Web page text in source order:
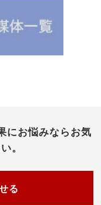
にお悩みなら お気
。
る